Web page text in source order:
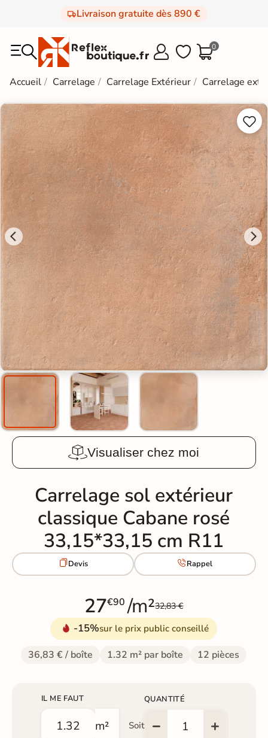
Livraison gratuite dès 890 €
  0
Accueil Carrelage Carrelage Extérieur Carrelage


Visualiser chez moi
Carrelage sol extérieur
classique Cabane rosé
33,15*33,15 cm R11
Devis Rappel
27€90 /m²32,83 €
-15%sur le prix public conseillé
36,83 € / boîte 1.32 m² par boîte 12 pièces
IL ME FAUT
m² Soit
QUANTITÉ